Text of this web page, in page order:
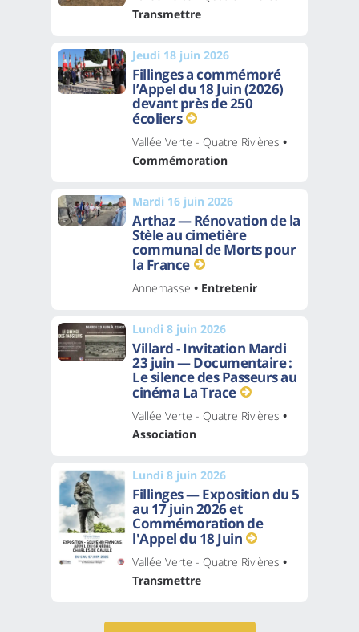
Transmettre
Jeudi 18 juin 2026
Fillinges a commémoré
l’Appel du 18 Juin (2026)
devant près de 250
écoliers
Vallée Verte - Quatre Rivières •
Commémoration
Mardi 16 juin 2026
Arthaz — Rénovation de la
Stèle au cimetière
communal de Morts pour
la France
Annemasse • Entretenir
Lundi 8 juin 2026
Villard - Invitation Mardi
23 juin — Documentaire :
Le silence des Passeurs au
cinéma La Trace
Vallée Verte - Quatre Rivières •
Association
Lundi 8 juin 2026
Fillinges — Exposition du 5
au 17 juin 2026 et
Commémoration de
l'Appel du 18 Juin
Vallée Verte - Quatre Rivières •
Transmettre